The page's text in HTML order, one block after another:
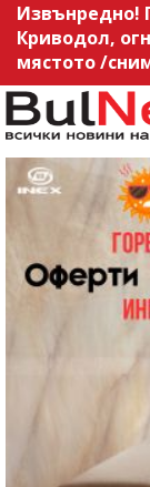
Извънредно!
Криводол,
мястото /